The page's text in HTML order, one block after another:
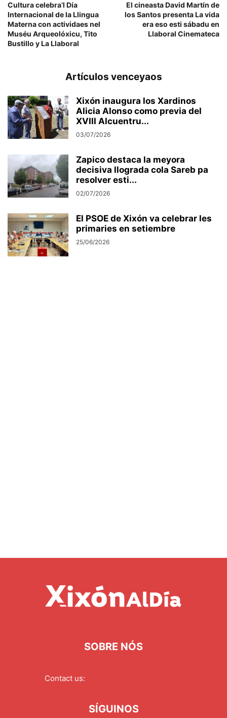
Cultura celebra’l Día
Internacional de la Llingua
Materna con actividaes nel
Muséu Arqueolóxicu, Tito
Bustillo y La Llaboral
El cineasta David Martín de
los Santos presenta La vida
era eso esti sábadu en
Llaboral Cinemateca
Artículos venceyaos
Xixón inaugura los Xardinos
Alicia Alonso como previa del
XVIII Alcuentru...
03/07/2026
Zapico destaca la meyora
decisiva llograda cola Sareb pa
resolver esti...
02/07/2026
El PSOE de Xixón va celebrar les
primaries en setiembre
25/06/2026
SOBRE NÓS
Contact us:
SÍGUINOS